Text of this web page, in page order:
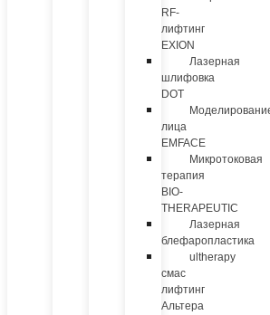
RF-
лифтинг
EXION
Лазерная
шлифовка
DOT
лица
EMFACE
Микротоковая
терапия
BIO-
THERAPEUTIC
Лазерная
блефаропластика
ultherapy
смас
лифтинг
Альтера